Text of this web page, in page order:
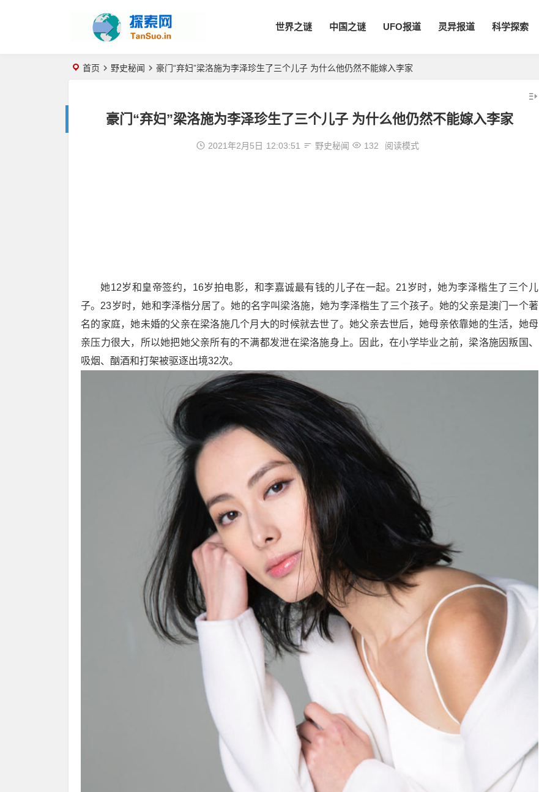
世界之谜 中国之谜 UFO报道 灵异报道 科学探索
首页 野史秘闻 豪门“弃妇”梁洛施为李泽珍生了三个儿子 为什么他仍然不能嫁入李家
豪门“弃妇”梁洛施为李泽珍生了三个儿子 为什么他仍然不能嫁入李家
2021年2月5日 12:03:51 野史秘闻 132 阅读模式
她12岁和皇帝签约，16岁拍电影，和李嘉诚最有钱的儿子在一起。21岁时，她为李泽楷生了三个儿
子。23岁时，她和李泽楷分居了。她的名字叫梁洛施，她为李泽楷生了三个孩子。她的父亲是澳门一个著
名的家庭，她未婚的父亲在梁洛施几个月大的时候就去世了。她父亲去世后，她母亲依靠她的生活，她母
亲压力很大，所以她把她父亲所有的不满都发泄在梁洛施身上。因此，在小学毕业之前，梁洛施因叛国、
吸烟、酗酒和打架被驱逐出境32次。